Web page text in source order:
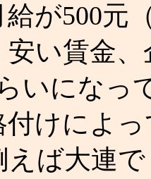
が500元
安い賃金
いになっ
付けによ
えば大連